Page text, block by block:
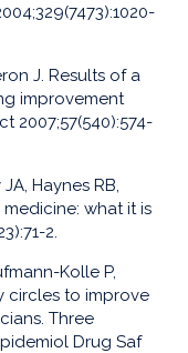
J. Results of a
improvement
2007;57(540):574-
Haynes RB,
what it is
2.
Kolle P,
circles to improve
Three
Drug Saf